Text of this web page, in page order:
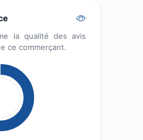
la qualité des avis
ce commerçant.